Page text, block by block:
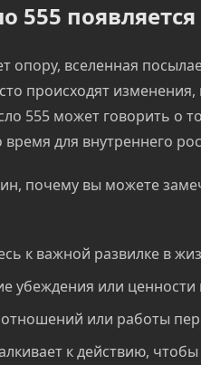
555
опору, вселенная
происходят изменения,
555 может говорить о
для внутреннего
почему вы можете
к важной развилке в
убеждения или ценности
или работы
к действию,